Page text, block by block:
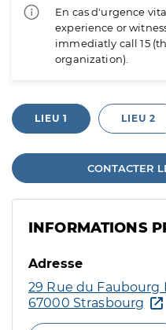
En cas d'urgence
experience or
immediatly call 15
organization).
LIEU 1 LIEU 2
CONTACTER
INFORMATIONS
Adresse
29 Rue du Faubourg
67000 Strasbourg